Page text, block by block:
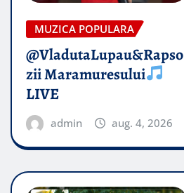
MUZICA POPULARA
@VladutaLupau&Rapso
zii Maramuresului
LIVE
admin aug. 4, 2026